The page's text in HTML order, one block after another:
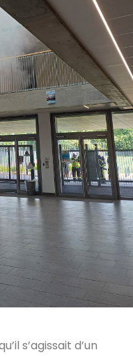
s’agissait d’un